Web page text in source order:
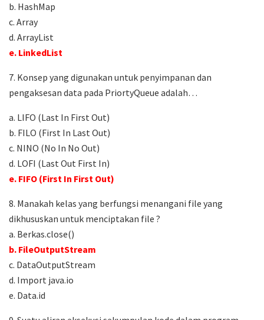
b. HashMap
c. Array
d. ArrayList
e. LinkedList
7. Konsep yang digunakan untuk penyimpanan dan
pengaksesan data pada PriortyQueue adalah…
a. LIFO (Last In First Out)
b. FILO (First In Last Out)
c. NINO (No In No Out)
d. LOFI (Last Out First In)
e. FIFO (First In First Out)
8. Manakah kelas yang berfungsi menangani file yang
dikhususkan untuk menciptakan file ?
a. Berkas.close()
b. FileOutputStream
c. DataOutputStream
d. Import java.io
e. Data.id